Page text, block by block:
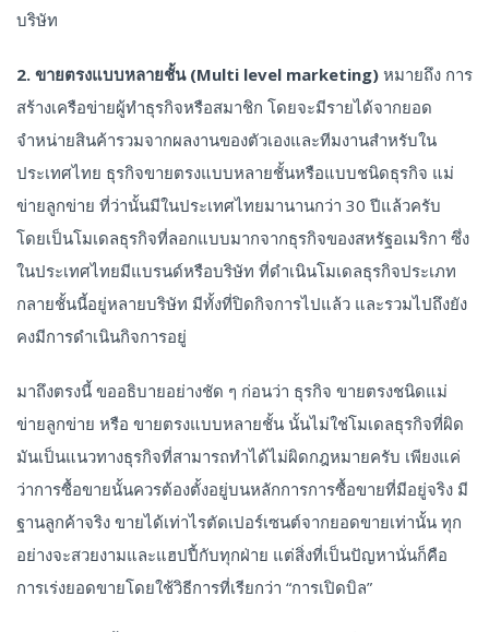
บริษัท
2. ขายตรงแบบหลายชั้น (Multi level marketing) หมายถึง การ
สร้างเครือข่ายผู้ทำธุรกิจหรือสมาชิก โดยจะมีรายได้จากยอด
จำหน่ายสินค้ารวมจากผลงานของตัวเองและทีมงานสำหรับใน
ประเทศไทย ธุรกิจขายตรงแบบหลายชั้นหรือแบบชนิดธุรกิจ แม่
ข่ายลูกข่าย ที่ว่านั้นมีในประเทศไทยมานานกว่า 30 ปีแล้วครับ
โดยเป็นโมเดลธุรกิจที่ลอกแบบมากจากธุรกิจของสหรัฐอเมริกา ซึ่ง
ในประเทศไทยมีแบรนด์หรือบริษัท ที่ดำเนินโมเดลธุรกิจประเภท
กลายชั้นนี้อยู่หลายบริษัท มีทั้งที่ปิดกิจการไปแล้ว และรวมไปถึงยัง
คงมีการดำเนินกิจการอยู่
มาถึงตรงนี้ ขออธิบายอย่างชัด ๆ ก่อนว่า ธุรกิจ ขายตรงชนิดแม่
ข่ายลูกข่าย หรือ ขายตรงแบบหลายชั้น นั้นไม่ใช่โมเดลธุรกิจที่ผิด
มันเป็นแนวทางธุรกิจที่สามารถทำได้ไม่ผิดกฎหมายครับ เพียงแค่
ว่าการซื้อขายนั้นควรต้องตั้งอยู่บนหลักการการซื้อขายที่มีอยู่จริง มี
ฐานลูกค้าจริง ขายได้เท่าไรตัดเปอร์เซนต์จากยอดขายเท่านั้น ทุก
อย่างจะสวยงามและแฮปปี้กับทุกฝ่าย แต่สิ่งที่เป็นปัญหานั่นก็คือ
การเร่งยอดขายโดยใช้วิธีการที่เรียกว่า “การเปิดบิล”